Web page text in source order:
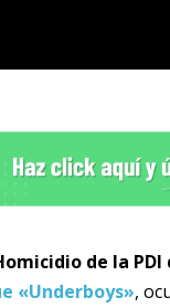
de la
«Underboys»,